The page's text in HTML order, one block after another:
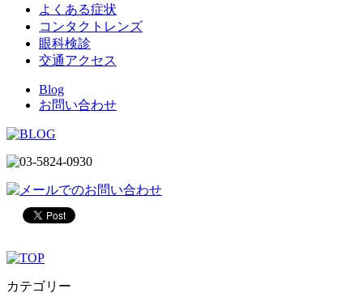
よくある症状
コンタクトレンズ
眼科検診
交通アクセス
Blog
お問い合わせ
カテゴリー